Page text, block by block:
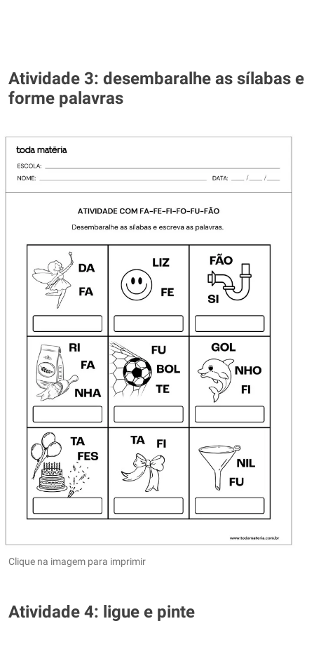
Atividade 3: desembaralhe as sílabas e
forme palavras
Clique na imagem para imprimir
Atividade 4: ligue e pinte